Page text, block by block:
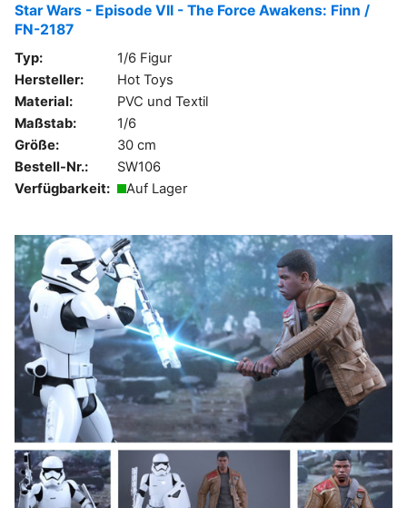
Star Wars - Episode VII - The Force Awakens: Finn /
FN-2187
Typ:
1/6 Figur
Hersteller:
Hot Toys
Material:
PVC und Textil
Maßstab:
1/6
Größe:
30 cm
Bestell-Nr.:
SW106
Verfügbarkeit:
Auf Lager